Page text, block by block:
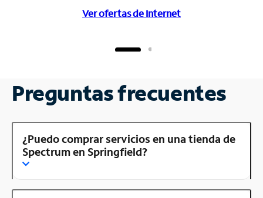
Ver ofertas de Internet
Preguntas frecuentes
¿Puedo comprar servicios en una tienda de
Spectrum en Springfield?